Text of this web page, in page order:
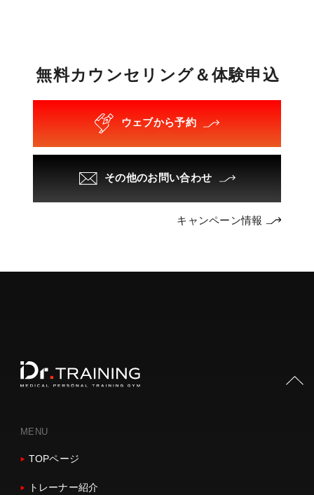
無料カ ウ ンセ リ ング＆体験申込
ウェブから予約
その他のお問い合わせ
キャンペーン情報
MENU
TOPページ
トレーナー紹介